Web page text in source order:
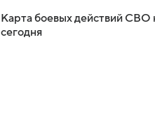
Карта боевых действий СВО
сегодня